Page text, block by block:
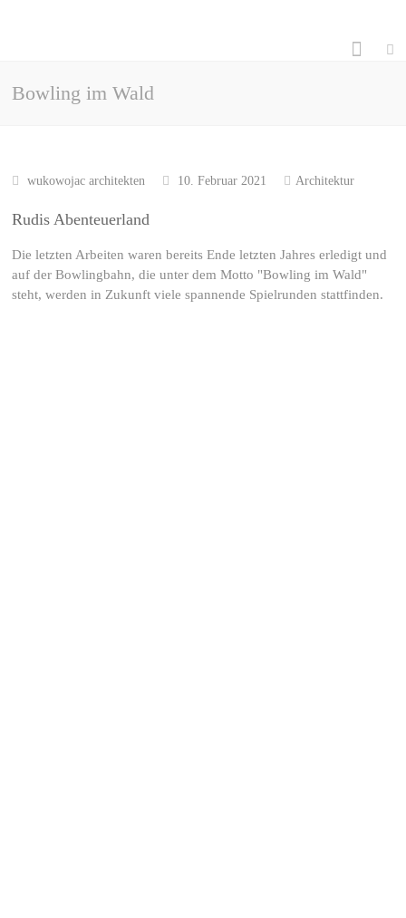
Bowling im Wald
wukowojac architekten 10. Februar 2021 Architektur
Rudis Abenteuerland
Die letzten Arbeiten waren bereits Ende letzten Jahres erledigt und
auf der Bowlingbahn, die unter dem Motto "Bowling im Wald"
steht, werden in Zukunft viele spannende Spielrunden stattfinden.